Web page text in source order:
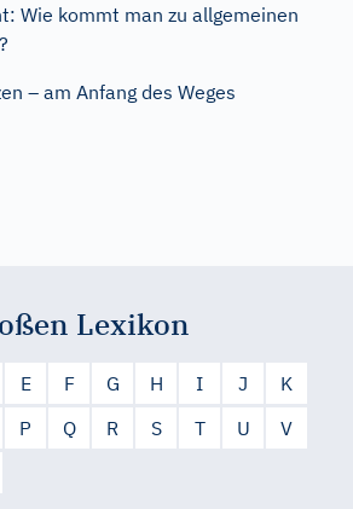
Wie kommt man zu allgemeinen
– am Anfang des Weges
Lexikon
E F G H I J
K
P Q R S T U
V